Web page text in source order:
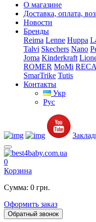
О магазине
Доставка, оплата,
Новости
Бренды
Reima Lenne Huppa
Talvi Skechers Nano
Joma Kinderkraft
ROMER MoMi
SmarTrike Tutis
Контакты
Укр
Рус
0
Корзина
Сумма: 0 грн.
Оформить заказ
Обратный звонок